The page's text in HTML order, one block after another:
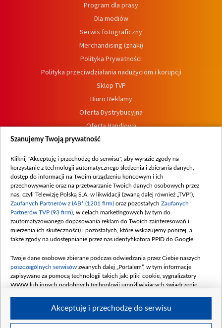
Program dla prasy
Dla mediów
Serwis fotograficzny
Merchandising (znaki)
Polityka Prywatności
Polityka przeciwdziałania nadużyciom i korupcji
Sklep TVP
Biuro Reklamy
Oferta Dystrybucyjna
Oferta Handlowa
Dostępność
Procedura zgłoszeń wewnętrznych
Szanujemy Twoją prywatność
Kliknij "Akceptuję i przechodzę do serwisu", aby wyrazić zgody na
korzystanie z technologii automatycznego śledzenia i zbierania danych,
dostęp do informacji na Twoim urządzeniu końcowym i ich
przechowywanie oraz na przetwarzanie Twoich danych osobowych przez
nas, czyli Telewizję Polską S.A. w likwidacji (zwaną dalej również „TVP”),
Zaufanych Partnerów z IAB* (1201 firm) oraz pozostałych Zaufanych
Partnerów TVP (93 firm) , w celach marketingowych (w tym do
zautomatyzowanego dopasowania reklam do Twoich zainteresowań i
mierzenia ich skuteczności) i pozostałych, które wskazujemy poniżej, a
także zgody na udostępnianie przez nas identyfikatora PPID do Google.
Twoje dane osobowe zbierane podczas odwiedzania przez Ciebie naszych
poszczególnych serwisów zwanych dalej „Portalem”, w tym informacje
zapisywane za pomocą technologii takich jak: pliki cookie, sygnalizatory
WWW lub innych podobnych technologii umożliwiających świadczenie
Akceptuję i przechodzę do serwisu